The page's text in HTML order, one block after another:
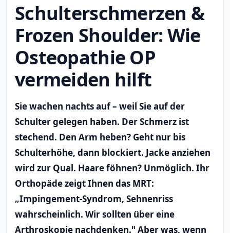
Schulterschmerzen &
Frozen Shoulder: Wie
Osteopathie OP
vermeiden hilft
Sie wachen nachts auf – weil Sie auf der
Schulter gelegen haben. Der Schmerz ist
stechend. Den Arm heben? Geht nur bis
Schulterhöhe, dann blockiert. Jacke anziehen
wird zur Qual. Haare föhnen? Unmöglich. Ihr
Orthopäde zeigt Ihnen das MRT:
„Impingement-Syndrom, Sehnenriss
wahrscheinlich. Wir sollten über eine
Arthroskopie nachdenken." Aber was, wenn